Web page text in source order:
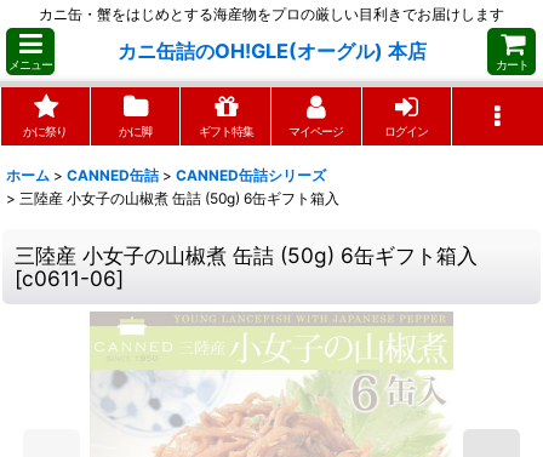
カニ缶・蟹をはじめとする海産物をプロの厳しい目利きでお届けします
メニュー
カニ缶詰のOH!GLE(オーグル) 本店
カート
かに祭り かに脚 ギフト特集 マイページ ログイン
ホーム > CANNED缶詰 > CANNED缶詰シリーズ
> 三陸産 小女子の山椒煮 缶詰 (50g) 6缶ギフト箱入
三陸産 小女子の山椒煮 缶詰 (50g) 6缶ギフト箱入
[c0611-06]